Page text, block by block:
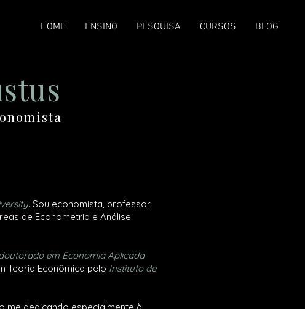
HOME ENSINO PESQUISA CURSOS BLOG
. Sou economista, professor
de Econometria e Análise
em Economia Aplicada
Teoria Econômica pelo Instituto de